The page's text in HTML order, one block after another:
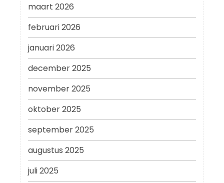
maart 2026
februari 2026
januari 2026
december 2025
november 2025
oktober 2025
september 2025
augustus 2025
juli 2025